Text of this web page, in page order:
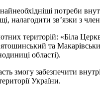
потреби
налагодити зв’язки з
територій: «Біла
та
області).
змогу забезпечити
України.